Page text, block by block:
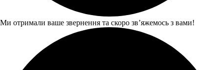
Ми отримали ваше звернення та скоро звʼяжемось з вами!